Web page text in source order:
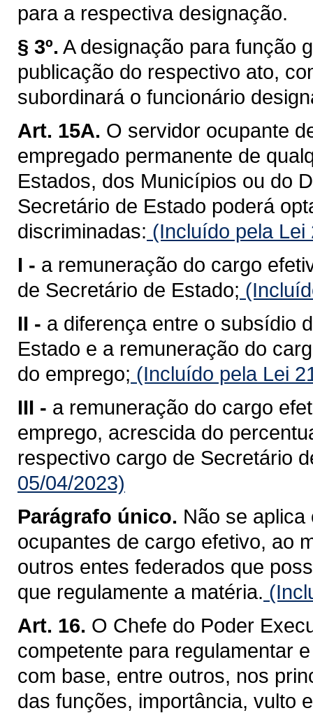
para a respectiva designação.
§ 3º. A designação para função
publicação do respectivo ato,
subordinará o funcionário
Art. 15A. O servidor ocupante
empregado permanente de
Estados, dos Municípios ou do
Secretário de Estado poderá
discriminadas: (Incluído pela Lei
I - a remuneração do cargo
de Secretário de Estado;
II - a diferença entre o subsídio
Estado e a remuneração do
do emprego; (Incluído pela Lei
III - a remuneração do cargo
emprego, acrescida do
respectivo cargo de Secretário
05/04/2023)
Parágrafo único. Não se
ocupantes de cargo efetivo, ao
outros entes federados que
que regulamente a matéria.
Art. 16. O Chefe do Poder
competente para regulamentar
com base, entre outros, nos
das funções, importância, vulto